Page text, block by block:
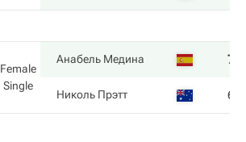
Female
Single
Анабель Медина 7
Николь Прэтт 6